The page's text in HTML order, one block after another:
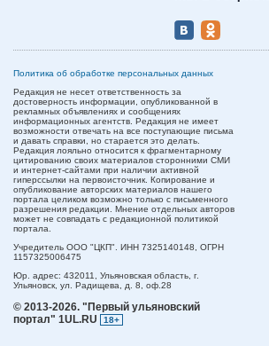
Политика об обработке персональных данных
Редакция не несет ответственность за
достоверность информации, опубликованной в
рекламных объявлениях и сообщениях
информационных агентств. Редакция не имеет
возможности отвечать на все поступающие письма
и давать справки, но старается это делать.
Редакция лояльно относится к фрагментарному
цитированию своих материалов сторонними СМИ
и интернет-сайтами при наличии активной
гиперссылки на первоисточник. Копирование и
опубликование авторских материалов нашего
портала целиком возможно только с письменного
разрешения редакции. Мнение отдельных авторов
может не совпадать с редакционной политикой
портала.
Учредитель ООО "ЦКП". ИНН 7325140148, ОГРН
1157325006475
Юр. адрес: 432011, Ульяновская область, г.
Ульяновск, ул. Радищева, д. 8, оф.28
© 2013-2026. "Первый ульяновский
портал" 1UL.RU
18+